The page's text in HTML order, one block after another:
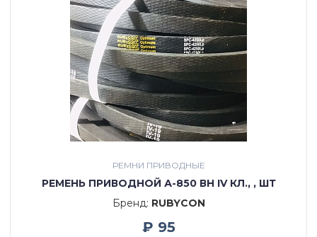
РЕМНИ ПРИВОДНЫЕ
РЕМЕНЬ ПРИВОДНОЙ А-850 ВН IV КЛ., , ШТ
Бренд: RUBYCON
₽ 95